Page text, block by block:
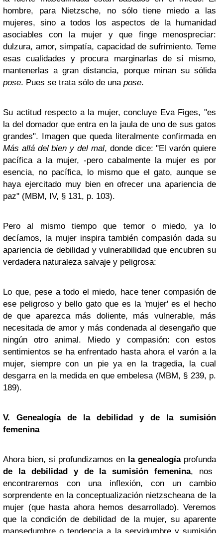
hombre, para Nietzsche, no sólo tiene miedo a las
mujeres, sino a todos los aspectos de la humanidad
asociables con la mujer y que finge menospreciar:
dulzura, amor, simpatía, capacidad de sufrimiento. Teme
esas cualidades y procura marginarlas de sí mismo,
mantenerlas a gran distancia, porque minan su sólida
pose. Pues se trata sólo de una pose.
Su actitud respecto a la mujer, concluye Eva Figes, "es
la del domador que entra en la jaula de uno de sus gatos
grandes". Imagen que queda literalmente confirmada en
Más allá del bien y del mal, donde dice: "El varón quiere
pacífica a la mujer, -pero cabalmente la mujer es por
esencia, no pacífica, lo mismo que el gato, aunque se
haya ejercitado muy bien en ofrecer una apariencia de
paz" (MBM, IV, § 131, p. 103).
Pero al mismo tiempo que temor o miedo, ya lo
decíamos, la mujer inspira también compasión dada su
apariencia de debilidad y vulnerabilidad que encubren su
verdadera naturaleza salvaje y peligrosa:
Lo que, pese a todo el miedo, hace tener compasión de
ese peligroso y bello gato que es la 'mujer' es el hecho
de que aparezca más doliente, más vulnerable, más
necesitada de amor y más condenada al desengaño que
ningún otro animal. Miedo y compasión: con estos
sentimientos se ha enfrentado hasta ahora el varón a la
mujer, siempre con un pie ya en la tragedia, la cual
desgarra en la medida en que embelesa (MBM, § 239, p.
189).
V. Genealogía de la debilidad y de la sumisión
femenina
Ahora bien, si profundizamos en la genealogía profunda
de la debilidad y de la sumisión femenina, nos
encontraremos con una inflexión, con un cambio
sorprendente en la conceptualización nietzscheana de la
mujer (que hasta ahora hemos desarrollado). Veremos
que la condición de debilidad de la mujer, su aparente